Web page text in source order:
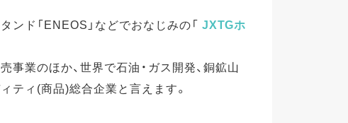
ンド「ENEOS」などでおなじみの「 JXTGホ
業のほか、世界で石油・ガス開発、銅鉱山
ティ(商品)総合企業と言えます。